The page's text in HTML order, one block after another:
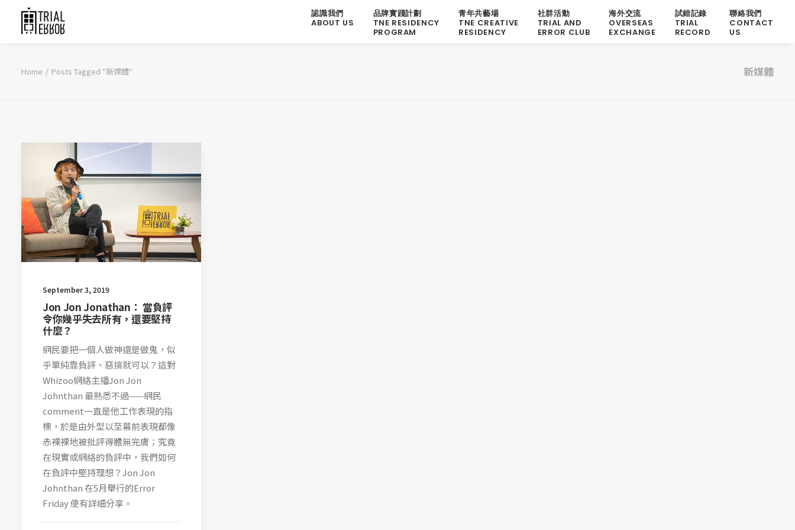
認識我們
ABOUT US
品牌實踐計劃
TNE RESIDENCY
PROGRAM
青年共藝場
TNE CREATIVE
RESIDENCY
社群活動
TRIAL AND
ERROR CLUB
海外交流
OVERSEAS
EXCHANGE
試錯記錄
TRIAL
RECORD
聯絡我們
CONTACT
US
新媒體
Home Posts Tagged "新媒體"
September 3, 2019
Jon Jon Jonathan： 當負評
令你幾乎失去所有，還要堅持
什麼？
網民要把一個人做神還是做鬼，似
乎單純靠負評、惡搞就可以？這對
Whizoo網絡主播Jon Jon
Johnthan 最熟悉不過——網民
comment一直是他工作表現的指
標，於是由外型以至幕前表現都像
赤裸裸地被批評得體無完膚；究竟
在現實或網絡的負評中，我們如何
在負評中堅持理想？Jon Jon
Johnthan 在5月舉行的Error
Friday 便有詳細分享。